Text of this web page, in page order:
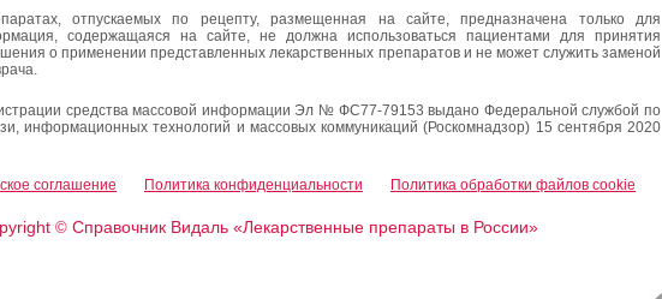
отпускаемых по рецепту, размещенная на сайте, предназначена только для
содержащаяся на сайте, не должна использоваться пациентами для принятия
о применении представленных лекарственных препаратов и не может служить заменой
средства массовой информации Эл № ФС77-79153 выдано Федеральной службой по
информационных технологий и массовых коммуникаций (Роскомнадзор) 15 сентября 2020
соглашение Политика конфиденциальности Политика обработки файлов cookie
©Справочник Видаль «Лекарственные препараты в России»